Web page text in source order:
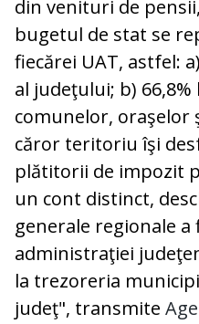
din venituri de
bugetul de stat se
fiecărei UAT, astfel:
al judeţului; b)
comunelor, oraşelor
căror teritoriu îşi
plătitorii de impozit
un cont distinct,
generale regionale
administraţiei
la trezoreria
judeţ", transmite